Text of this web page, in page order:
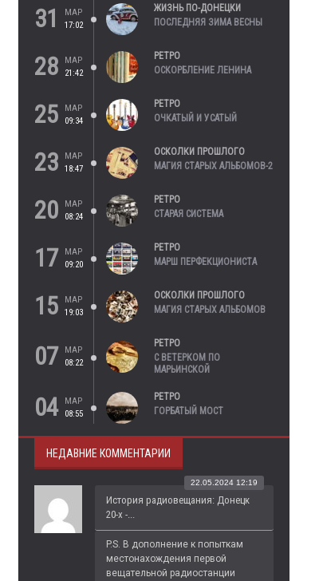
31
МАР
17:02
ЖИЗНЬ ПО-ДОНЕЦКИ
ПОСЛЕДНЯЯ ЗИМА ВЕСНЫ
28
МАР
21:42
РЕТРО
ОСКОРБЛЕНИЕ ЛЕНИНА
25
МАР
09:34
РЕТРО
ОЧКАТЫЙ И УСАТЫЙ
23
МАР
18:47
ОСКОЛКИ ПРОШЛОГО
МАГИЯ СТАРЫХ АЛЬБОМОВ-2
20
МАР
08:24
РЕТРО
СТАРАЯ СИСТЕМА
17
МАР
09:20
РЕТРО
МАРШ ПЕРФЕКЦИОНИСТА
15
МАР
19:03
ОСКОЛКИ ПРОШЛОГО
МАГИЯ СТАРЫХ АЛЬБОМОВ
07
МАР
08:22
РЕТРО
С ВЕТЕРКОМ ПО
МАРЬИНСКОЙ
04
МАР
08:55
РЕТРО
ГОРБАТЫЙ МОСТ
НЕДАВНИЕ КОММЕНТАРИИ
История радиовещания: Донецк
20-х -...
22.05.2024 12:19
P.S. В дополнение к попыткам
местонахождения первой
вещательной радиостанции